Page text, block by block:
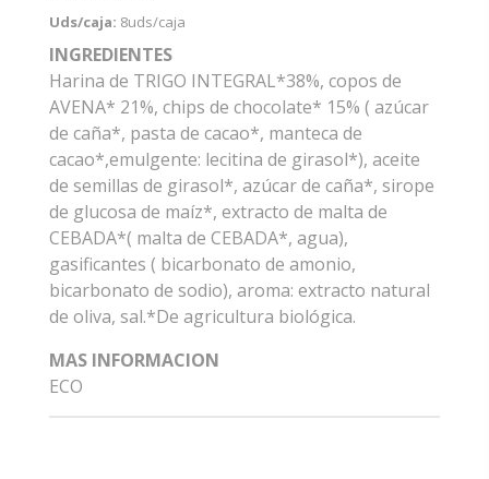
Uds/caja: 8uds/caja
INGREDIENTES
Harina de TRIGO INTEGRAL*38%, copos de
AVENA* 21%, chips de chocolate* 15% ( azúcar
de caña*, pasta de cacao*, manteca de
cacao*,emulgente: lecitina de girasol*), aceite
de semillas de girasol*, azúcar de caña*, sirope
de glucosa de maíz*, extracto de malta de
CEBADA*( malta de CEBADA*, agua),
gasificantes ( bicarbonato de amonio,
bicarbonato de sodio), aroma: extracto natural
de oliva, sal.*De agricultura biológica.
MAS INFORMACION
ECO